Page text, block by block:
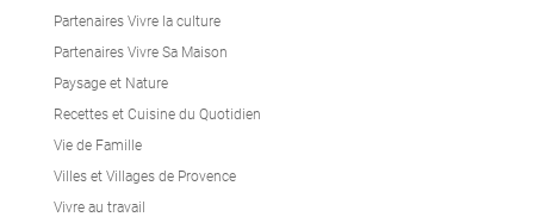
Partenaires Vivre la culture
Partenaires Vivre Sa Maison
Paysage et Nature
Recettes et Cuisine du Quotidien
Vie de Famille
Villes et Villages de Provence
Vivre au travail